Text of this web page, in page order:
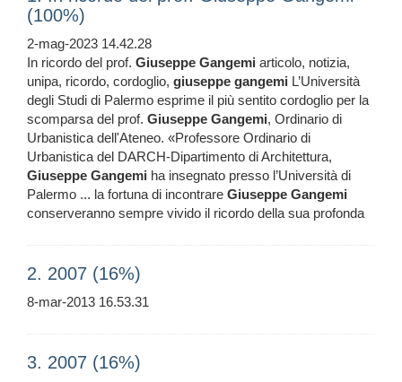
(100%)
2-mag-2023 14.42.28
In ricordo del prof. Giuseppe Gangemi articolo, notizia,
unipa, ricordo, cordoglio, giuseppe gangemi L’Università
degli Studi di Palermo esprime il più sentito cordoglio per la
scomparsa del prof. Giuseppe Gangemi, Ordinario di
Urbanistica dell'Ateneo. «Professore Ordinario di
Urbanistica del DARCH-Dipartimento di Architettura,
Giuseppe Gangemi ha insegnato presso l’Università di
Palermo ... la fortuna di incontrare Giuseppe Gangemi
conserveranno sempre vivido il ricordo della sua profonda
2. 2007 (16%)
8-mar-2013 16.53.31
3. 2007 (16%)